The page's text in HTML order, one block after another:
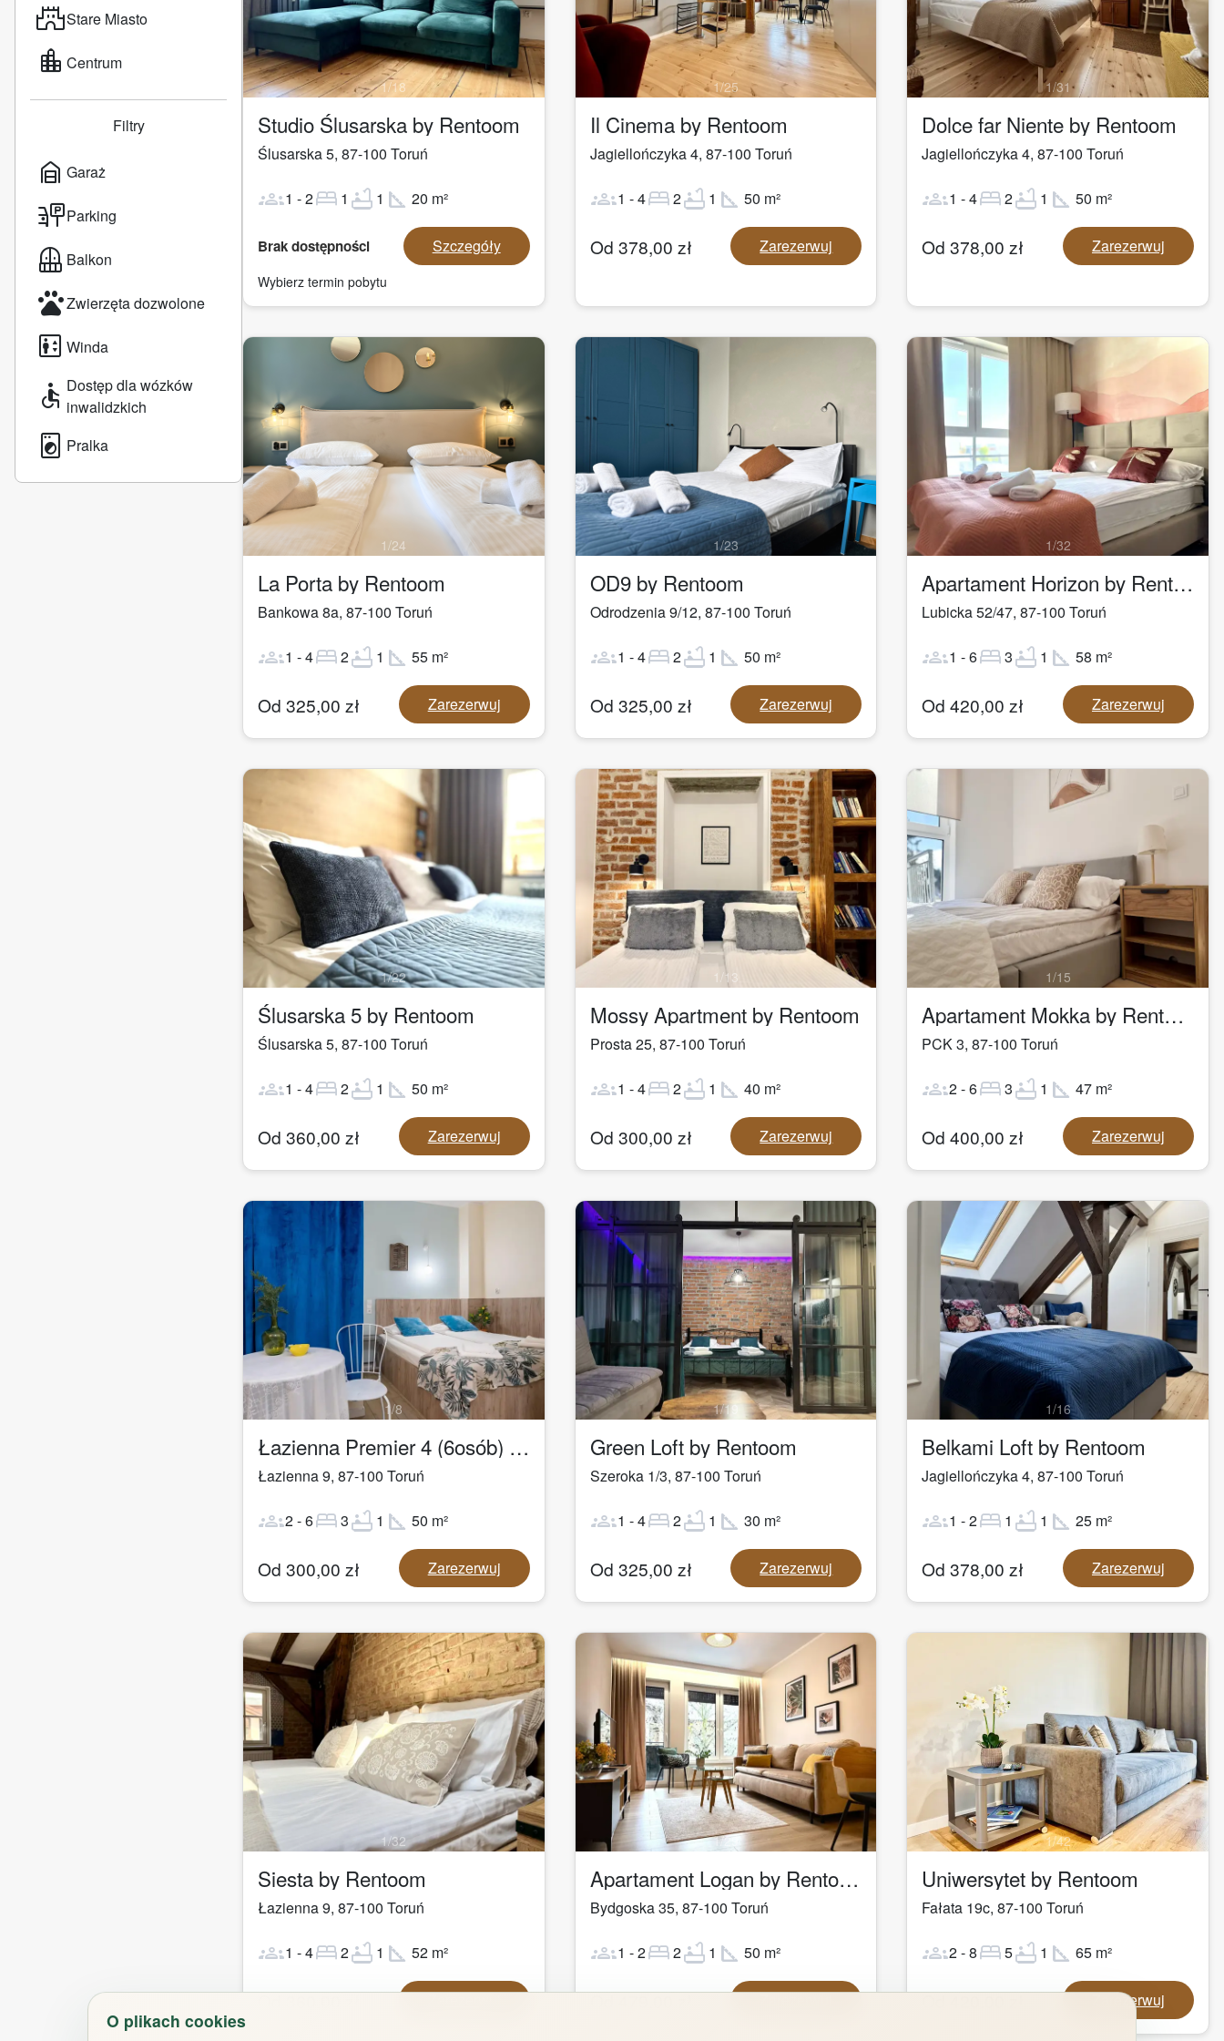
O plikach cookies
castleStare Miasto
location_city Centrum
Filtry
garage_home Garaż
parking_signParking
balcony Balkon
petsZwierzęta dozwolone
elevator Winda
accessible Dostęp dla wózków
inwalidzkich
local_laundry_service Pralka
1/18
Studio Ślusarska by Rentoom
Ślusarska 5, 87-100 Toruń
groups1 -2bed 1 bathtub 1 square_foot 20 m²
Brak dostępności Szczegóły
Wybierz termin pobytu
1/25
Il Cinema by Rentoom
Jagiellończyka 4, 87-100 Toruń
groups1 -4bed2bathtub 1 square_foot 50 m²
Od 378,00 zł Zarezerwuj
1/31
Dolce far Niente by Rentoom
Jagiellończyka 4,87-100 Toruń
groups1 -4bed2bathtub 1 square_foot50 m²
Od 378,00 zł Zarezerwuj
1/24
La Porta by Rentoom
Bankowa 8a, 87-100 Toruń
groups1 -4bed2bathtub 1 square_foot 55 m²
Od 325,00 zł Zarezerwuj
1/23
OD9 by Rentoom
Odrodzenia 9/12, 87-100 Toruń
groups1 -4bed2bathtub 1 square_foot 50 m²
Od 325,00 zł Zarezerwuj
1/32
Apartament Horizon by Rentoom
Lubicka 52/47,87-100 Toruń
groups1 -6bed3bathtub 1 square_foot58 m²
Od 420,00 zł Zarezerwuj
1/22
Ślusarska 5 by Rentoom
Ślusarska 5, 87-100 Toruń
groups1 -4bed2bathtub 1 square_foot 50 m²
Od 360,00 zł Zarezerwuj
1 /13
Mossy Apartment by Rentoom
Prosta 25, 87-100 Toruń
groups1 -4bed2bathtub 1 square_foot 40 m²
Od 300,00 zł Zarezerwuj
1/15
Apartament Mokka by Rentoom
PCK 3,87-100 Toruń
groups2-6bed3bathtub 1 square_foot47 m²
Od 400,00 zł Zarezerwuj
1/8
Łazienna Premier 4 (6osób) by Rentoom
Łazienna 9, 87-100 Toruń
groups2-6bed3bathtub 1 square_foot 50 m²
Od 300,00 zł Zarezerwuj
1/19
Green Loft by Rentoom
Szeroka 1/3, 87-100 Toruń
groups1 -4bed2bathtub 1 square_foot 30 m²
Od 325,00 zł Zarezerwuj
1/16
Belkami Loft by Rentoom
Jagiellończyka 4,87-100 Toruń
groups1 -2bed 1 bathtub 1 square_foot25 m²
Od 378,00 zł Zarezerwuj
1/32
Siesta by Rentoom
Łazienna 9, 87-100 Toruń
groups1 -4bed2bathtub 1 square_foot 52 m²
Od360,00zł Zarezerwuj
1/29
Apartament Logan by Rentoom
Bydgoska 35, 87-100 Toruń
groups1 -2bed2bathtub 1 square_foot 50 m²
Od479,00zł Zarezerwuj
1/42
Uniwersytet by Rentoom
Fałata 19c,87-100 Toruń
groups2-8bed5bathtub 1 square_foot65 m²
Od420,00zł Zarezerwuj